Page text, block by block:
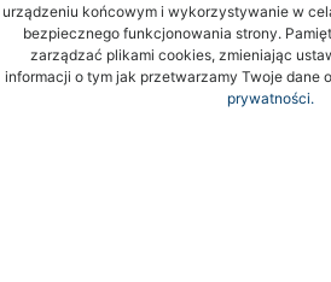
urządzeniu końcowym i wykorzystywanie w
bezpiecznego funkcjonowania strony.
zarządzać plikami cookies, zmieniając
informacji o tym jak przetwarzamy Twoje dane
prywatności.